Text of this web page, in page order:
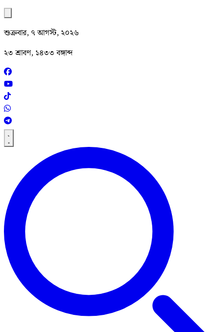
শুক্রবার, ৭ আগস্ট, ২০২৬
২৩ শ্রাবণ, ১৪৩৩ বঙ্গাব্দ